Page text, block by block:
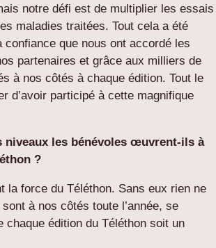
notre défi est de multiplier les essais
maladies traitées. Tout cela a été
confiance que nous ont accordé les
partenaires et grâce aux milliers de
à nos côtés à chaque édition. Tout le
d’avoir participé à cette magnifique
niveaux les bénévoles œuvrent-ils à
?
la force du Téléthon. Sans eux rien ne
à nos côtés toute l’année, se
chaque édition du Téléthon soit un